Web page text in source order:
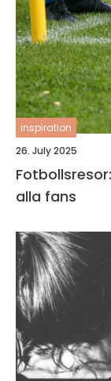
inspiration
26. July 2025
alla fans